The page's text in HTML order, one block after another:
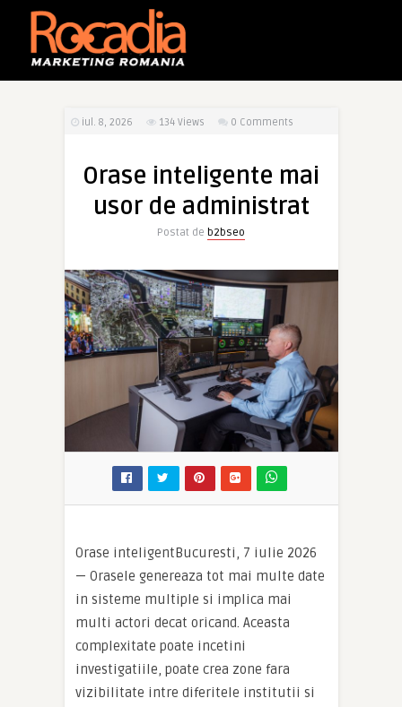
iul. 8, 2026 134 Views 0 Comments
Orase inteligente mai
usor de administrat
Postat de b2bseo
Orase inteligentBucuresti, 7 iulie 2026
— Orasele genereaza tot mai multe date
in sisteme multiple si implica mai
multi actori decat oricand. Aceasta
complexitate poate incetini
investigatiile, poate crea zone fara
vizibilitate intre diferitele institutii si